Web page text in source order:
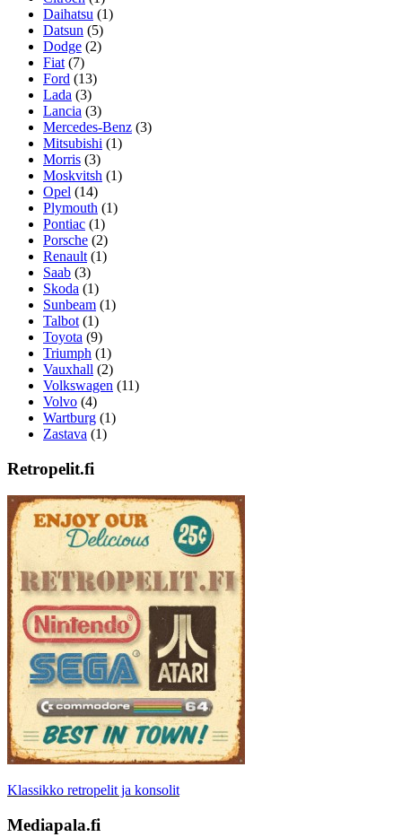
Daihatsu (1)
Datsun (5)
Dodge (2)
Fiat (7)
Ford (13)
Lada (3)
Lancia (3)
Mercedes-Benz (3)
Mitsubishi (1)
Morris (3)
Moskvitsh (1)
Opel (14)
Plymouth (1)
Pontiac (1)
Porsche (2)
Renault (1)
Saab (3)
Skoda (1)
Sunbeam (1)
Talbot (1)
Toyota (9)
Triumph (1)
Vauxhall (2)
Volkswagen (11)
Volvo (4)
Wartburg (1)
Zastava (1)
Retropelit.fi
Klassikko retropelit ja konsolit
Mediapala.fi